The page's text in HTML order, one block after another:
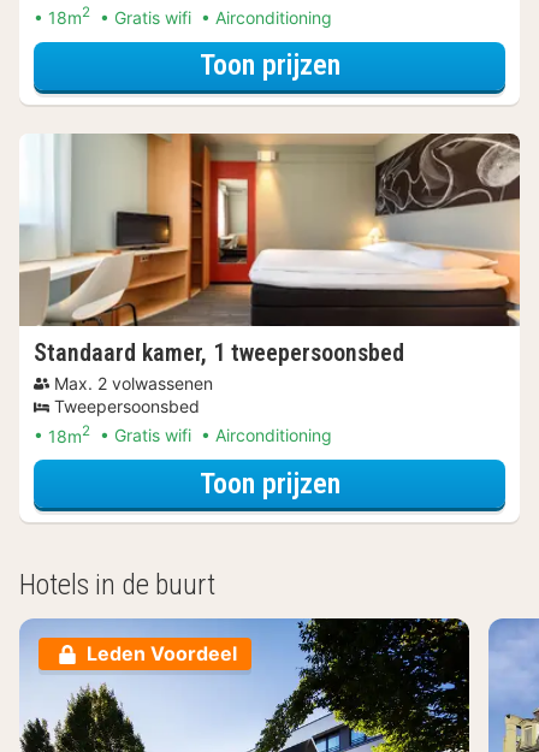
18m2 Gratis wifi Airconditioning
Toon prijzenvoor Standaard
Standaard kamer, 1 tweepersoonsbed
Max. 2 volwassenen
Tweepersoonsbed
18m2 Gratis wifi Airconditioning
Toon prijzenvoor Standaard
Hotels in de buurt
Leden Voordeel